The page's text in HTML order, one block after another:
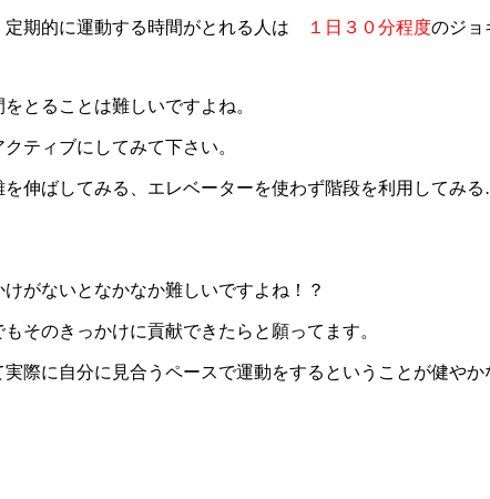
定期的に運動する時間がとれる人は １日３０分程度のジョ
とることは難しいですよね。
ティブにしてみて下さい。
伸ばしてみる、エレベーターを使わず階段を利用して
がないとなかなか難しいですよね！？
そのきっかけに貢献できたらと願ってます。
際に自分に見合うペースで運動をするということが健や